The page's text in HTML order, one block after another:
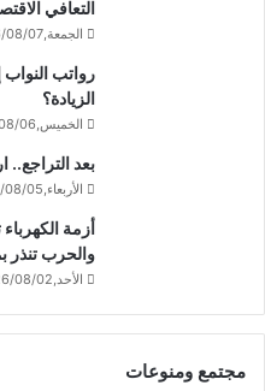
التعافي
الجمعة,2026/08/07 9:40 صباحًا
الزيادة؟
الخميس,2026/08/06 9:22 صباحًا
بعد التراجع..
الأربعاء,2026/08/05 11:21 صباحًا
أزمة
والحرب تنذر
الأحد,2026/08/02 9:30 صباحًا
مجتمع ومنوعات